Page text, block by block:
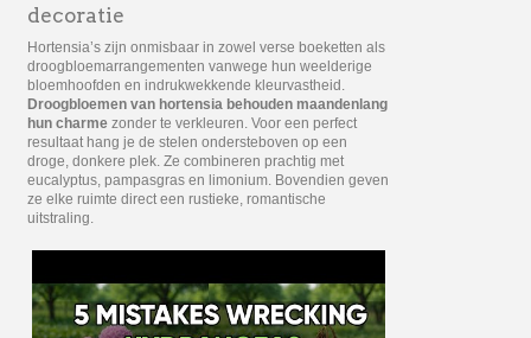
decoratie
Hortensia’s zijn onmisbaar in zowel verse boeketten als
droogbloemarrangementen vanwege hun weelderige
bloemhoofden en indrukwekkende kleurvastheid.
Droogbloemen van hortensia behouden maandenlang
hun charme zonder te verkleuren. Voor een perfect
resultaat hang je de stelen ondersteboven op een
droge, donkere plek. Ze combineren prachtig met
eucalyptus, pampasgras en limonium. Bovendien geven
ze elke ruimte direct een rustieke, romantische
uitstraling.